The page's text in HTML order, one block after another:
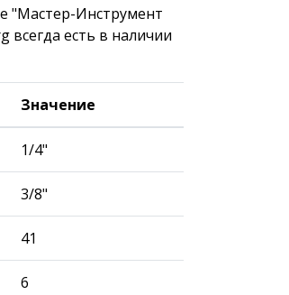
"Мастер-Инструмент
есть в наличии
Значение
1/4"
3/8"
41
6